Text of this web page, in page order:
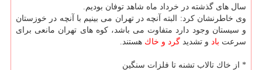
سال های گذشته در خرداد ماه شاهد توفان بودیم.
وی خاطرنشان كرد: البته آنچه در تهران می بینیم با آنچه در خوزستان
و سیستان وجود دارد متفاوت می باشد، كوه های تهران مانعی برای
سرعت باد و تشدید گرد و خاك هستند.
* از خاك تالاب تشنه تا فلزات سنگین